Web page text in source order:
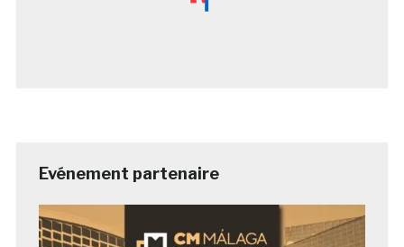
Evénement partenaire